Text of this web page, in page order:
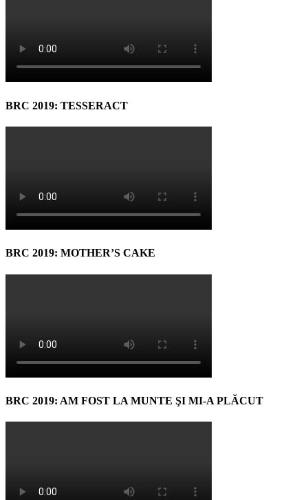
BRC 2019: TESSERACT
BRC 2019: MOTHER’S CAKE
BRC 2019: AM FOST LA MUNTE ŞI MI-A PLĂCUT